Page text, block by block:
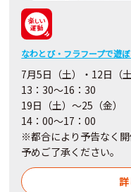
なわとび・フラフープで遊
7月5日（土）・12日（
13：30～16：30
19日（土）～25（金）
14：00～17：00
※都合により予告なく開
予めご了承ください。